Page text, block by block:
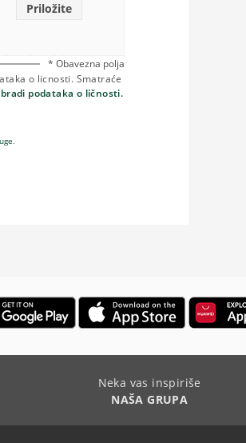
Priložite
* Obavezna polja
o licnosti. Smatraće
podataka o ličnosti.
.
Neka vas inspiriše
NAŠA GRUPA